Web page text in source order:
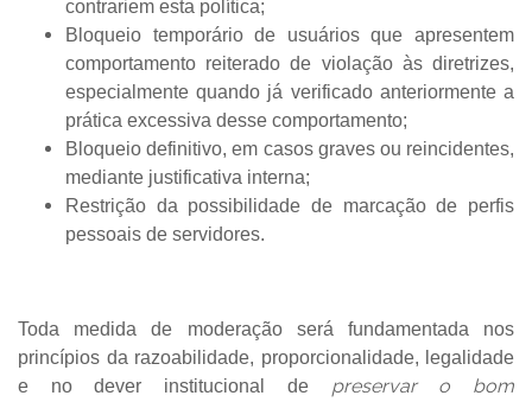
contrariem esta política;
Bloqueio temporário de usuários que apresentem
comportamento reiterado de violação às diretrizes,
especialmente quando já verificado anteriormente a
prática excessiva desse comportamento;
Bloqueio definitivo, em casos graves ou reincidentes,
mediante justificativa interna;
Restrição da possibilidade de marcação de perfis
pessoais de servidores.
Toda medida de moderação será fundamentada nos
princípios da razoabilidade, proporcionalidade, legalidade
e no dever institucional de preservar o bom